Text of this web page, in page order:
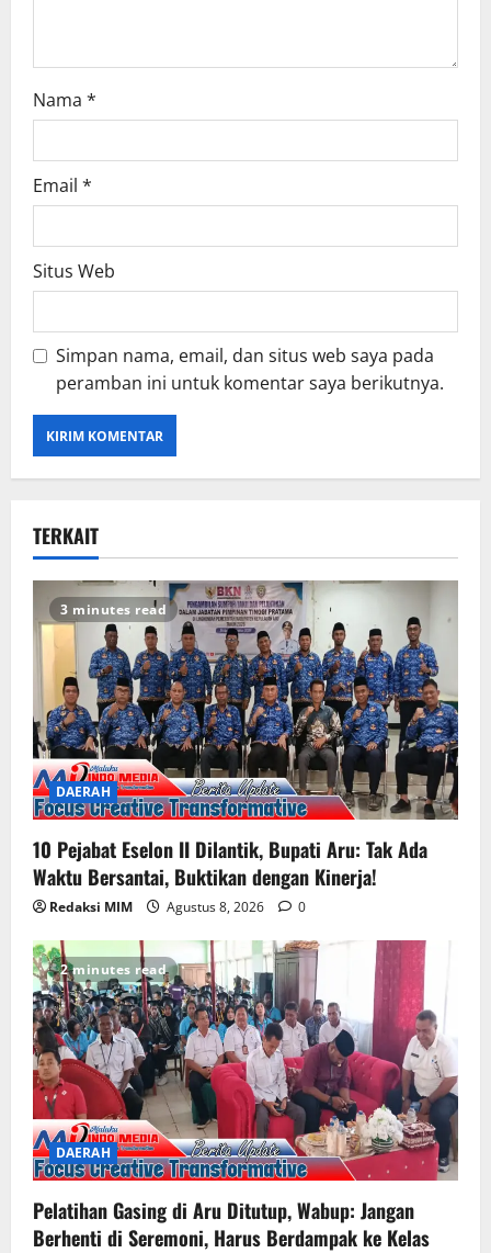
Nama *
Email *
Situs Web
Simpan nama, email, dan situs web saya pada
peramban ini untuk komentar saya berikutnya.
TERKAIT
3 minutes read
DAERAH
10 Pejabat Eselon II Dilantik, Bupati Aru: Tak Ada
Waktu Bersantai, Buktikan dengan Kinerja!
Redaksi MIM Agustus 8, 2026 0
2 minutes read
DAERAH
Pelatihan Gasing di Aru Ditutup, Wabup: Jangan
Berhenti di Seremoni, Harus Berdampak ke Kelas